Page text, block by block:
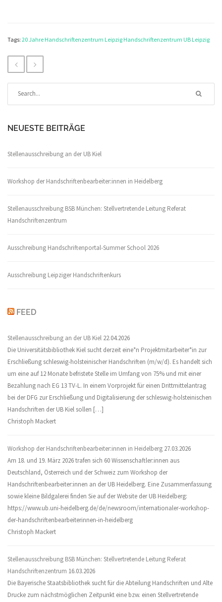
Tags: 20 Jahre Handschriftenzentrum Leipzig Handschriftenzentrum UB Leipzig
NEUESTE BEITRÄGE
Stellenausschreibung an der UB Kiel
Workshop der Handschriftenbearbeiter:innen in Heidelberg
Stellenausschreibung BSB München: Stellvertretende Leitung Referat
Handschriftenzentrum
Ausschreibung Handschriftenportal-Summer School 2026
Ausschreibung Leipziger Handschriftenkurs
FEED
Stellenausschreibung an der UB Kiel 22.04.2026
Die Universitätsbibliothek Kiel sucht derzeit eine*n Projektmitarbeiter*in zur
Erschließung schleswig-holsteinischer Handschriften (m/w/d). Es handelt sich
um eine auf 12 Monate befristete Stelle im Umfang von 75% und mit einer
Bezahlung nach EG 13 TV-L. In einem Vorprojekt für einen Drittmittelantrag
bei der DFG zur Erschließung und Digitalisierung der schleswig-holsteinischen
Handschriften der UB Kiel sollen […]
Christoph Mackert
Workshop der Handschriftenbearbeiter:innen in Heidelberg 27.03.2026
Am 18. und 19. März 2026 trafen sich 60 Wissenschaftler:innen aus
Deutschland, Österreich und der Schweiz zum Workshop der
Handschriftenbearbeiter:innen an der UB Heidelberg. Eine Zusammenfassung
sowie kleine Bildgalerei finden Sie auf der Website der UB Heidelberg:
https://www.ub.uni-heidelberg.de/de/newsroom/internationaler-workshop-
der-handschriftenbearbeiterinnen-in-heidelberg
Christoph Mackert
Stellenausschreibung BSB München: Stellvertretende Leitung Referat
Handschriftenzentrum 16.03.2026
Die Bayerische Staatsbibliothek sucht für die Abteilung Handschriften und Alte
Drucke zum nächstmöglichen Zeitpunkt eine bzw. einen Stellvertretende